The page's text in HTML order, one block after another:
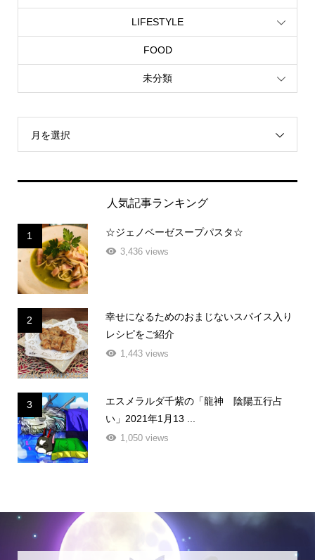
LIFESTYLE
FOOD
未分類
月を選択
人気記事ランキング
1 ☆ジェノベーゼスープパスタ☆
3,436 views
2
幸せになるためのおまじないスパイス入り
レシピをご紹介
1,443 views
3
エスメラルダ千紫の「龍神 陰陽五行占
い」2021年1月13 ...
1,050 views